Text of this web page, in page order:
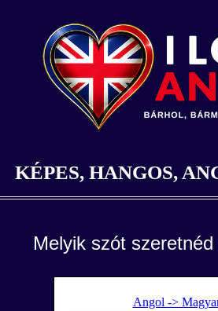
KÉPES, HANGOS,
Melyik szót
Angol ->